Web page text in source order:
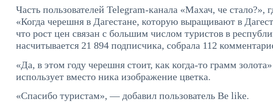
Часть пользователей Telegram-канала «Махач, че
«Когда черешня в Дагестане, которую выращивают в
что рост цен связан с большим числом туристов в
насчитывается 21 894 подписчика, собрала 112
«Да, в этом году черешня стоит, как когда-то грамм
использует вместо ника изображение цветка.
«Спасибо туристам», — добавил пользователь Be like.